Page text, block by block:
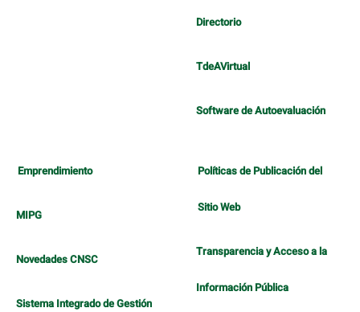
Directorio
TdeAVirtual
Software de Autoevaluación
Emprendimiento
MIPG
Novedades CNSC
Sistema Integrado de Gestión
Políticas de Publicación del
Sitio Web
Transparencia y Acceso a la
Información Pública